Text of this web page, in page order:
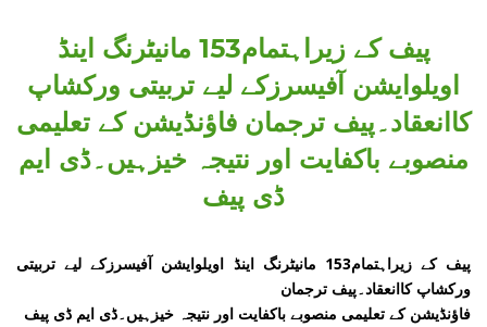
پیف کے زیراہتمام153 مانیٹرنگ اینڈ
اویلوایشن آفیسرزکے لیے تربیتی ورکشاپ
کاانعقاد۔پیف ترجمان فاؤنڈیشن کے تعلیمی
منصوبے باکفایت اور نتیجہ خیزہیں۔ڈی ایم
ڈی پیف
پیف کے زیراہتمام153 مانیٹرنگ اینڈ اویلوایشن آفیسرزکے لیے تربیتی
ورکشاپ کاانعقاد۔پیف ترجمان
فاؤنڈیشن کے تعلیمی منصوبے باکفایت اور نتیجہ خیزہیں۔ڈی ایم ڈی پیف